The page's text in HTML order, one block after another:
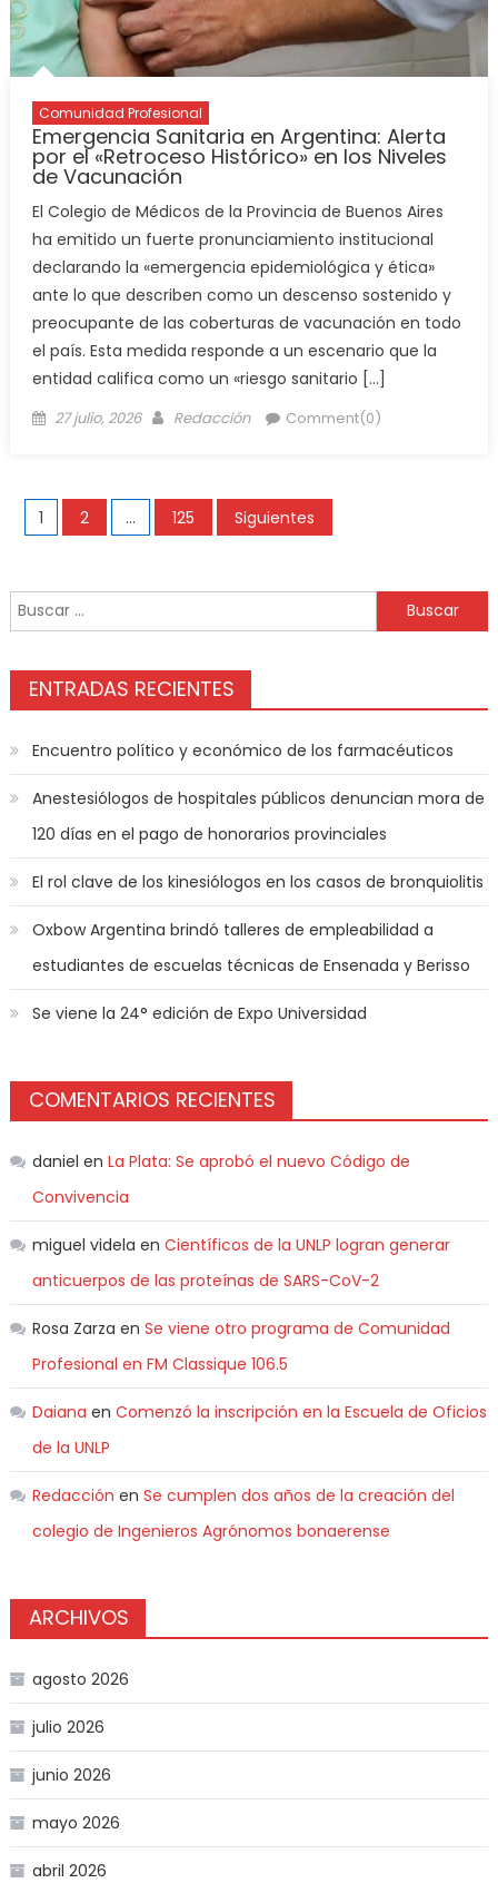
Comunidad Profesional
Emergencia Sanitaria en Argentina: Alerta
por el «Retroceso Histórico» en los Niveles
de Vacunación
El Colegio de Médicos de la Provincia de Buenos Aires
ha emitido un fuerte pronunciamiento institucional
declarando la «emergencia epidemiológica y ética»
ante lo que describen como un descenso sostenido y
preocupante de las coberturas de vacunación en todo
el país. Esta medida responde a un escenario que la
entidad califica como un «riesgo sanitario […]
27 julio, 2026 Redacción Comment(0)
1 2 … 125 Siguientes
ENTRADAS RECIENTES
Encuentro político y económico de los farmacéuticos
Anestesiólogos de hospitales públicos denuncian mora de
120 días en el pago de honorarios provinciales
El rol clave de los kinesiólogos en los casos de bronquiolitis
Oxbow Argentina brindó talleres de empleabilidad a
estudiantes de escuelas técnicas de Ensenada y Berisso
Se viene la 24° edición de Expo Universidad
COMENTARIOS RECIENTES
daniel en La Plata: Se aprobó el nuevo Código de
Convivencia
miguel videla en Científicos de la UNLP logran generar
anticuerpos de las proteínas de SARS-CoV-2
Rosa Zarza en Se viene otro programa de Comunidad
Profesional en FM Classique 106.5
Daiana en Comenzó la inscripción en la Escuela de Oficios
de la UNLP
Redacción en Se cumplen dos años de la creación del
colegio de Ingenieros Agrónomos bonaerense
ARCHIVOS
agosto 2026
julio 2026
junio 2026
mayo 2026
abril 2026